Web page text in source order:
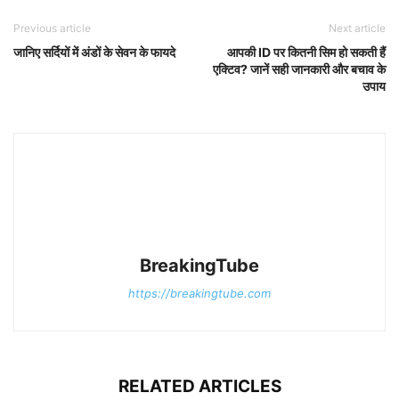
Previous article
जानिए सर्दियों में अंडों के सेवन के फायदे
Next article
आपकी ID पर कितनी सिम हो सकती हैं
एक्टिव? जानें सही जानकारी और बचाव के
उपाय
BreakingTube
https://breakingtube.com
RELATED ARTICLES